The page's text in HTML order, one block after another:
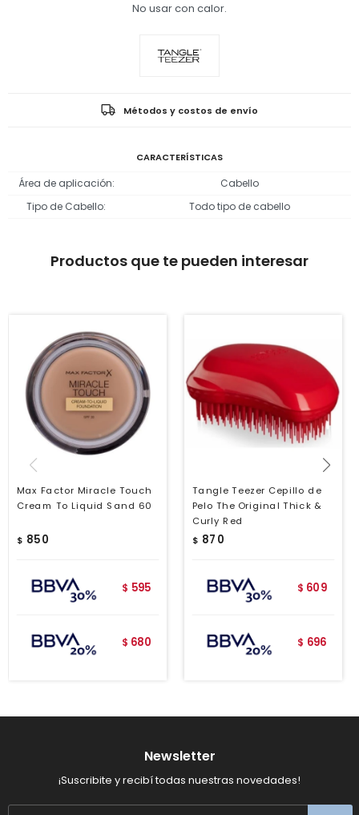
No usar con calor.
Métodos y costos de envío
CARACTERÍSTICAS
Área de aplicación
Cabello
Tipo de Cabello
Todo tipo de cabello
Productos que te pueden interesar
Max Factor Miracle Touch
Cream To Liquid Sand 60
$ 850
$ 595
$ 680
Tangle Teezer Cepillo de
Pelo The Original Thick &
Curly Red
$ 870
$ 609
$ 696
Newsletter
¡Suscribite y recibí todas nuestras novedades!